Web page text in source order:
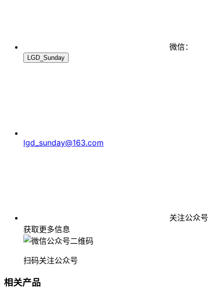
微信：
LGD_Sunday
lgd_sunday@163.com
关注公众号
获取更多信息
扫码关注公众号
相关产品